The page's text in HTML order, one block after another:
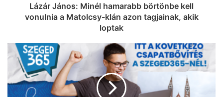
Lázár János: Minél hamarabb börtönbe kell
vonulnia a Matolcsy-klán azon tagjainak, akik
loptak